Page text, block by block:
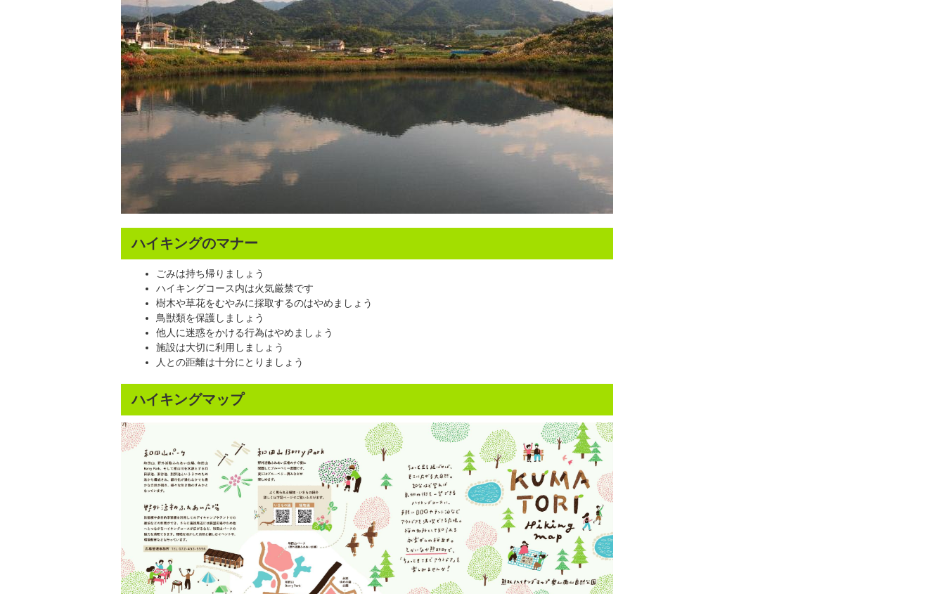
ハイキングのマナー
ごみは持ち帰りましょう
ハイキングコース内は火気厳禁です
樹木や草花をむやみに採取するのはやめましょう
鳥獣類を保護しましょう
他人に迷惑をかける行為はやめましょう
施設は大切に利用しましょう
人との距離は十分にとりましょう
ハイキングマップ